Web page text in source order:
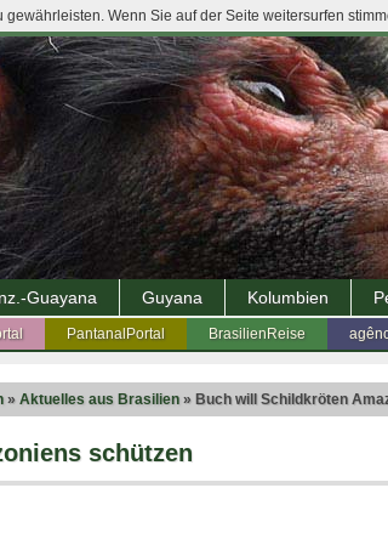
Guayana Guyana Kolumbien
BrasilienReise
PantanalPortal
» Aktuelles aus Brasilien » Buch will Schildkröten
schützen
Wenn Sie auf der Seite weitersurfen